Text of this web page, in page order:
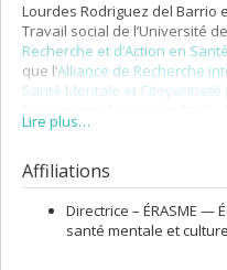
Lourdes Rodriguez del Barrio
Travail social de l’Université
Recherche et d’Action en
que l’Alliance de Recherche
Santé Mentale et Citoyenneté
recherche sociale du CIUSSS
Lire plus…
Affiliations
Directrice – ÉRASME —
santé mentale et culture